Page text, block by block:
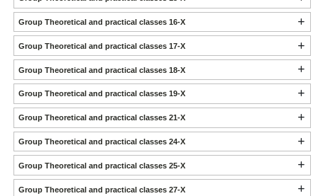
Group Theoretical and practical classes 16-X
Group Theoretical and practical classes 17-X
Group Theoretical and practical classes 18-X
Group Theoretical and practical classes 19-X
Group Theoretical and practical classes 21-X
Group Theoretical and practical classes 24-X
Group Theoretical and practical classes 25-X
Group Theoretical and practical classes 27-X